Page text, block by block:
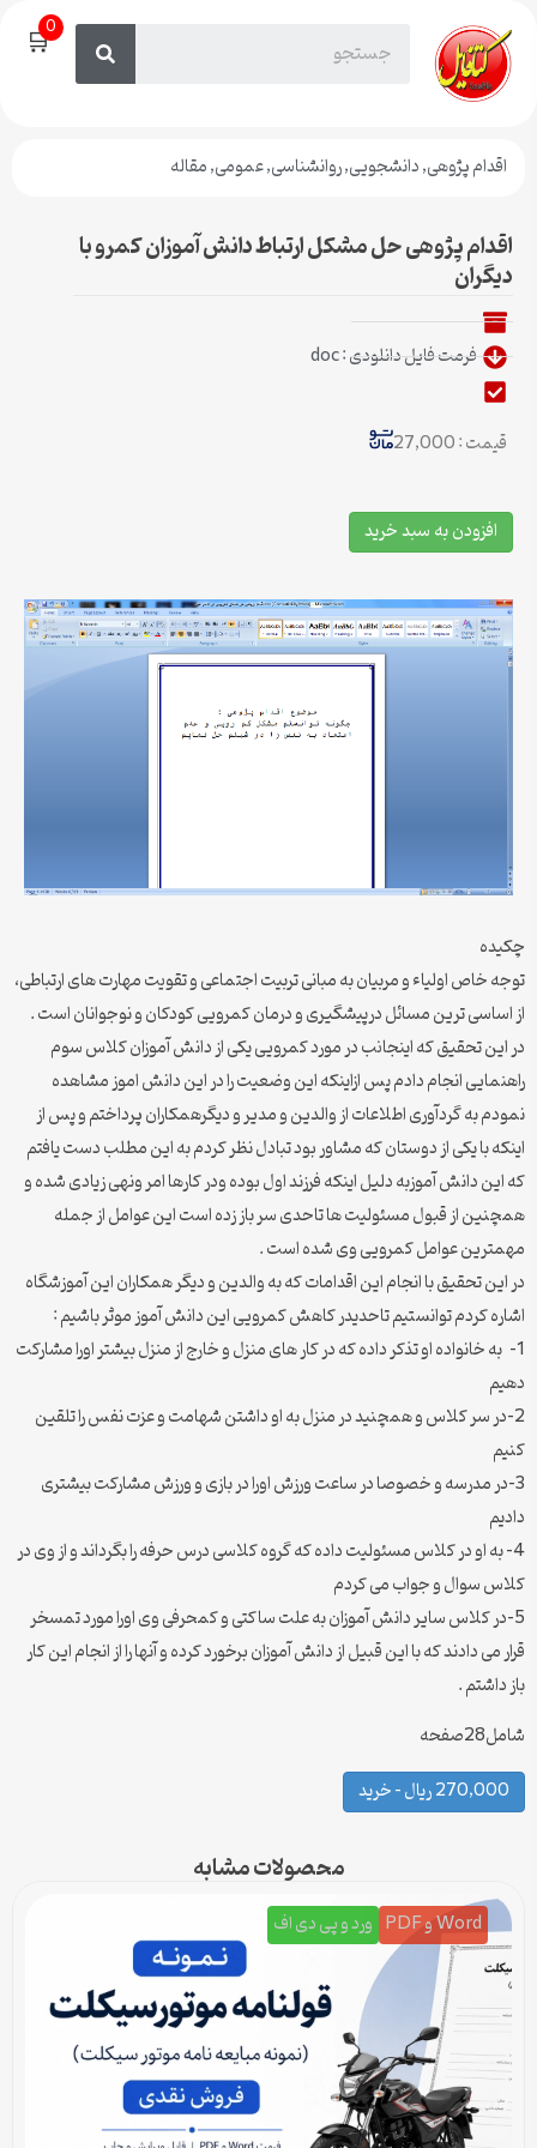
🛒0
اقدام پژوهی,دانشجویی,روانشناسی,عمومی,مقاله
اقدام پژوهی حل مشکل ارتباط دانش آموزان کمرو با
دیگران
فرمت فایل دانلودی : doc
قیمت : 27,000
افزودن به سبد خرید
چكيده
توجه خاص اولیاء و مربیان به مبانی تربیت اجتماعی و تقویت مهارت های ارتباطی،
از اساسی ترین مسائل درپیشگیری و درمان کمرویی کودکان و نوجوانان است .
در این تحقیق که اینجانب در مورد کمرویی یکی از دانش آموزان کلاس سوم
راهنمایی انجام دادم پس ازاینکه این وضعیت را در این دانش اموز مشاهده
نمودم به گردآوری اطلاعات از والدین و مدیر و دیگرهمکاران پرداختم و پس از
اینکه با یکی از دوستان که مشاور بود تبادل نظر کردم به این مطلب دست یافتم
که این دانش آموزبه دلیل اینکه فرزند اول بوده ودر کارها امر ونهی زیادی شده و
همچنین از قبول مسئولیت ها تاحدی سر باز زده است این عوامل از جمله
مهمترین عوامل کمرویی وی شده است .
در این تحقیق با انجام این اقدامات که به والدین و دیگر همکاران این آموزشگاه
اشاره کردم توانستیم تاحدیدر کاهش کمرویی این دانش آموز موثر باشیم :
1- به خانواده او تذکر داده که در کار های منزل و خارج از منزل بیشتر اورا مشارکت
دهیم
2-در سر کلاس و همچنید در منزل به او داشتن شهامت و عزت نفس را تلقین
کنیم
3-در مدرسه و خصوصا در ساعت ورزش اورا در بازی و ورزش مشارکت بیشتری
دادیم
4- به او در کلاس مسئولیت داده که گروه کلاسی درس حرفه را بگرداند و از وی در
کلاس سوال و جواب می کردم
5-در کلاس سایر دانش آموزان به علت ساکتی و کمحرفی وی اورا مورد تمسخر
قرار می دادند که با این قبیل از دانش آموزان برخورد کرده و آنها را از انجام این کار
باز داشتم .
شامل28صفحه
270,000 ریال – خرید
محصولات مشابه
Word و PDF ورد و پی دی اف